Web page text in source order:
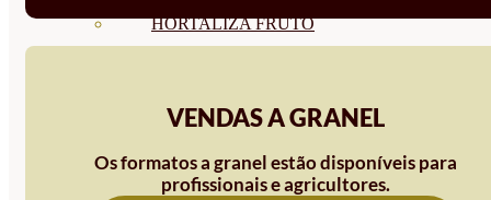
HORTALIZA FRUTO
SEMILLAS FLORES
VENDAS A GRANEL
Os formatos a granel estão disponíveis para
profissionais e agricultores.